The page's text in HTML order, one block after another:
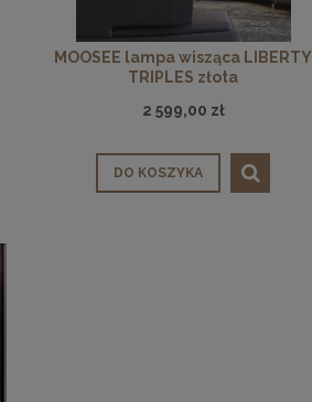
MOOSEE lampa wisząca LIBERTY
TRIPLES złota
2 599,00 zł
DO KOSZYKA